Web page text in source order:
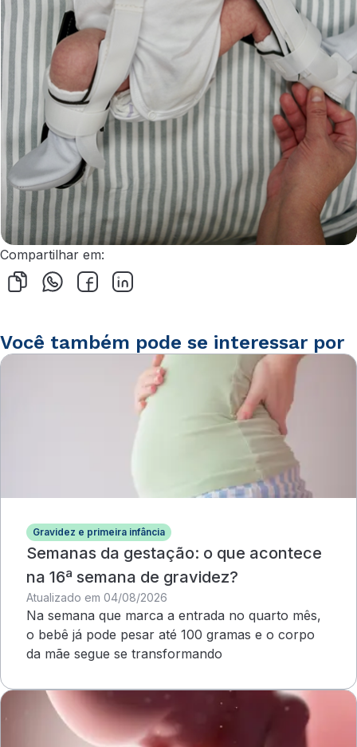
Compartilhar em:
Você também pode se interessar por
Gravidez e primeira infância
Semanas da gestação: o que acontece
na 16ª semana de gravidez?
Atualizado em 04/08/2026
Na semana que marca a entrada no quarto mês,
o bebê já pode pesar até 100 gramas e o corpo
da mãe segue se transformando